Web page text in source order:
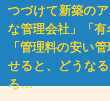
つづけて新築の
な管理会社」「有
「管理料の安い
せると、どうな
ろ…